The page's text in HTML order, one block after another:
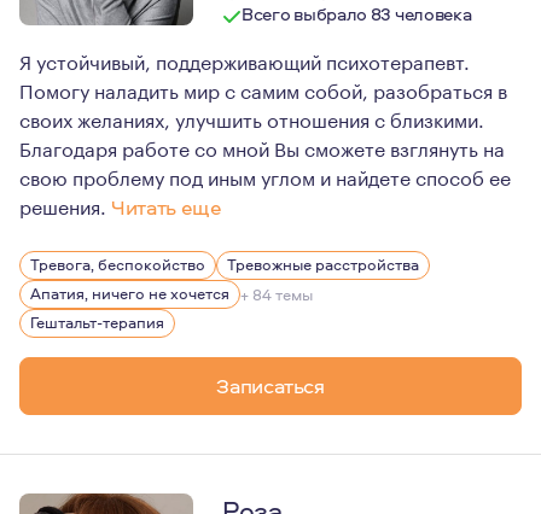
Всего выбрало 83 человека
Я устойчивый, поддерживающий психотерапевт.
Помогу наладить мир с самим собой, разобраться в
своих желаниях, улучшить отношения с близкими.
Благодаря работе со мной Вы сможете взглянуть на
свою проблему под иным углом и найдете способ ее
решения. Читать еще
Я в браке 25 лет, имею троих детей. Личный опыт
Тревога, беспокойство
Тревожные расстройства
Апатия, ничего не хочется + 84 темы
Гештальт-терапия
Записаться